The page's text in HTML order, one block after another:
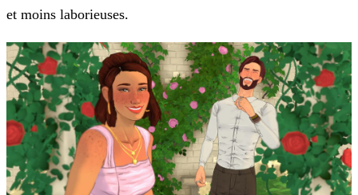
et moins laborieuses.